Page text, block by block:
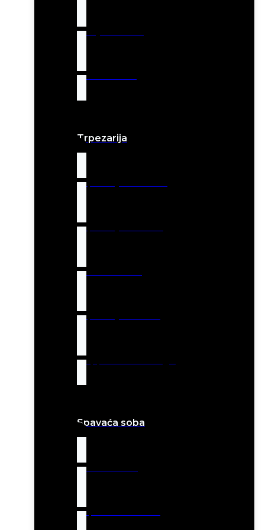
Dečiji nameštaj
Radni stolovi
Trpezarija
Trpezarijske stolice
Trpezarijski stolovi
Barske stolice
Trpezarijski setovi
Geppetto Art Design
Spavaća soba
Letto kreveti
Tapacirani kreveti